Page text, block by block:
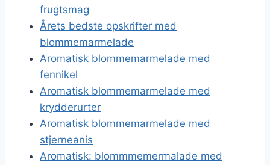
frugtsmag
Årets bedste opskrifter med
blommemarmelade
Aromatisk blommemarmelade med
fennikel
Aromatisk blommemarmelade med
krydderurter
Aromatisk blommemarmelade med
stjerneanis
Aromatisk: blommmemermalade med